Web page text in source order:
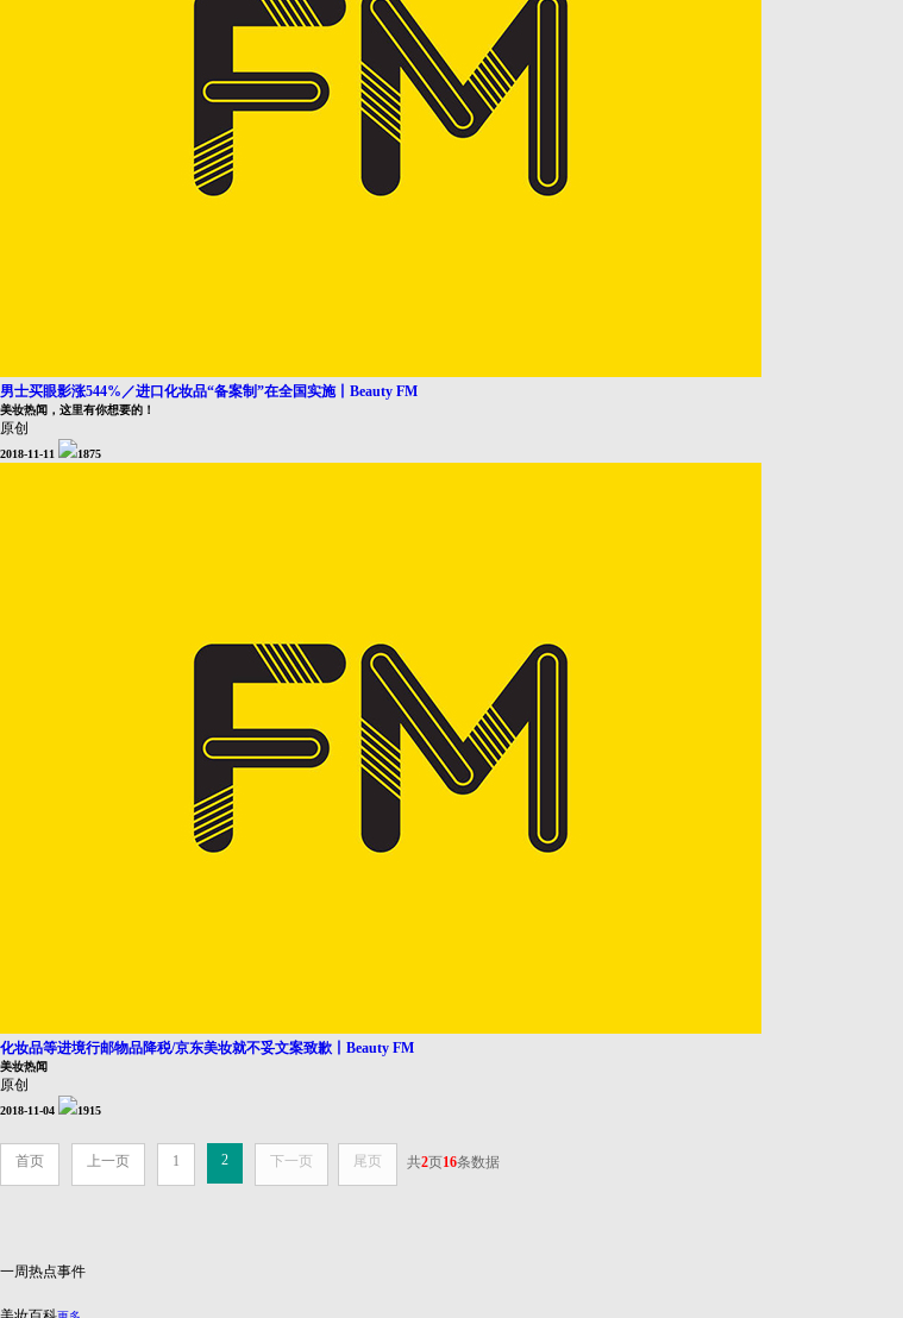
男士买眼影涨544%／进口化妆品“备案制”在全国实施丨Beauty FM
美妆热闻，这里有你想要的！
原创
2018-11-11 1875
化妆品等进境行邮物品降税/京东美妆就不妥文案致歉丨Beauty FM
美妆热闻
原创
2018-11-04 1915
首页 上一页 1 2 下一页 尾页 共2页16条数据
一周热点事件